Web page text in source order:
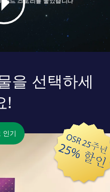
을 선택하세
!
인기